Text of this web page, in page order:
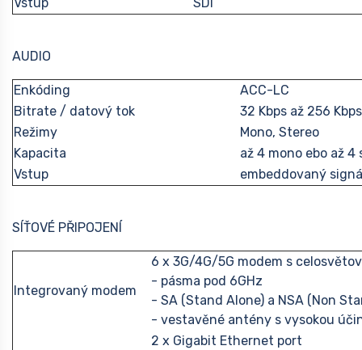
Vstup SDI
AUDIO
Enkóding
ACC-LC
Bitrate / datový tok
32 Kbps až 256 Kbps
Režimy
Mono, Stereo
Kapacita
až 4 mono ebo až 4
Vstup
embeddovaný
SÍŤOVÉ PŘIPOJENÍ
Integrovaný modem
6 x 3G/4G/5G modem s
- pásma pod 6GHz
- SA (Stand Alone) a NSA (Non
- vestavěné antény s vysokou
2 x Gigabit Ethernet port